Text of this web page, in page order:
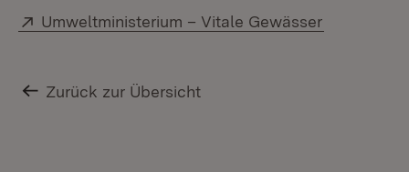
Extern:
Umweltministerium – Vitale Gewässer
Zurück zur Übersicht